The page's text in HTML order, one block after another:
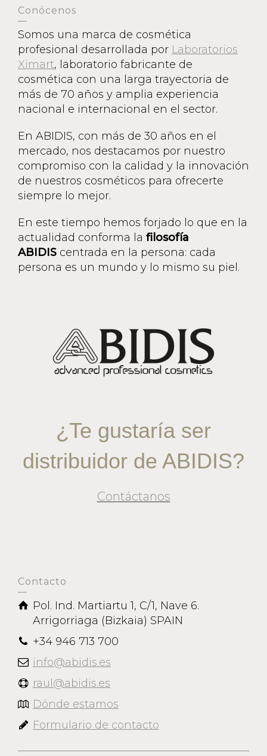
Conócenos
Somos una marca de cosmética
profesional desarrollada por Laboratorios
Ximart, laboratorio fabricante de
cosmética con una larga trayectoria de
más de 70 años y amplia experiencia
nacional e internacional en el sector.
En ABIDIS, con más de 30 años en el
mercado, nos destacamos por nuestro
compromiso con la calidad y la innovación
de nuestros cosméticos para ofrecerte
siempre lo mejor.
En este tiempo hemos forjado lo que en la
actualidad conforma la filosofía
ABIDIS centrada en la persona: cada
persona es un mundo y lo mismo su piel.
¿Te gustaría ser
distribuidor de ABIDIS?
Contáctanos
Contacto
Pol. Ind. Martiartu 1, C/1, Nave 6.
Arrigorriaga (Bizkaia) SPAIN
+34 946 713 700
info@abidis.es
raul@abidis.es
Dónde estamos
Formulario de contacto